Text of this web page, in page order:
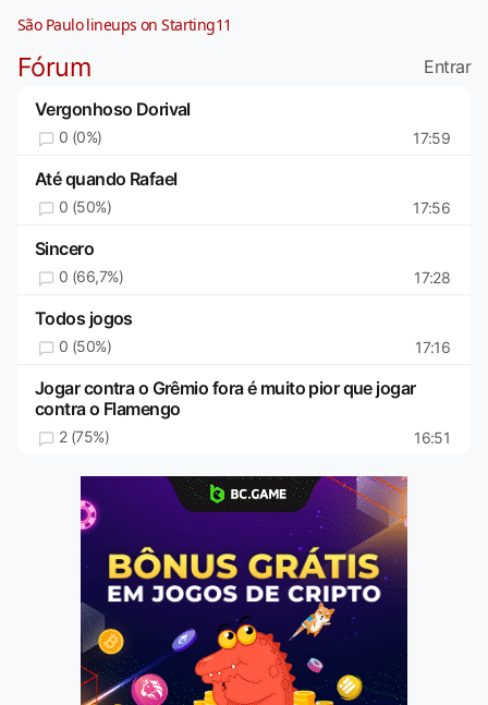
São Paulo lineups on Starting11
Fórum
Entrar
Vergonhoso Dorival
0 (0%) 17:59
Até quando Rafael
0 (50%) 17:56
Sincero
0 (66,7%) 17:28
Todos jogos
0 (50%) 17:16
Jogar contra o Grêmio fora é muito pior que jogar
contra o Flamengo
2 (75%) 16:51